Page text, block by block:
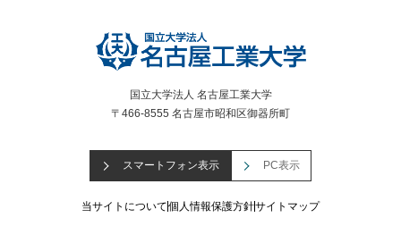
国立大学法人 名古屋工業大学
〒466-8555 名古屋市昭和区御器所町
スマートフォン表示 PC表示
当サイトについて個人情報保護方針サイトマップ